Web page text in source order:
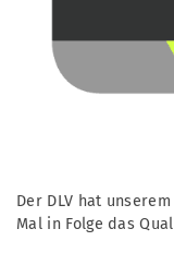
Der DLV hat unserem
Mal in Folge das